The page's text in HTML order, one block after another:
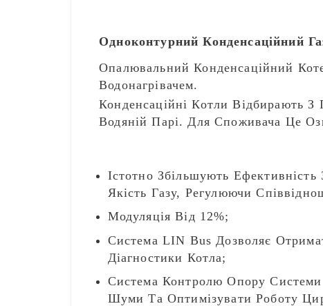
Одноконтурний Конденсаційний
Опалювальний Конденсаційний
Водонагрівачем.
Конденсаційні Котли Відбирають
Водяній Парі. Для Споживача Це
Істотно Збільшують
Якість Газу, Регулюючи
Модуляція Від 12%;
Система LIN Bus Дозволяє
Діагностики Котла;
Система Контролю Опору Системи
Шуми Та Оптимізувати Роботу